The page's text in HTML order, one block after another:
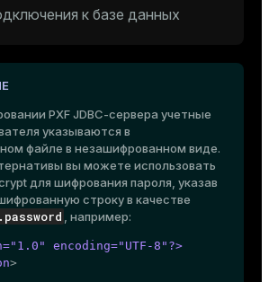
к базе данных
PXF JDBC-сервера учетные
указываются в
файле в незашифрованном виде.
вы можете использовать
для шифрования пароля, указав
строку в качестве
, например:
"1.0" encoding="UTF-8" ?>
>